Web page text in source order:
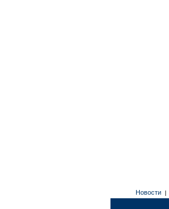
Новости |